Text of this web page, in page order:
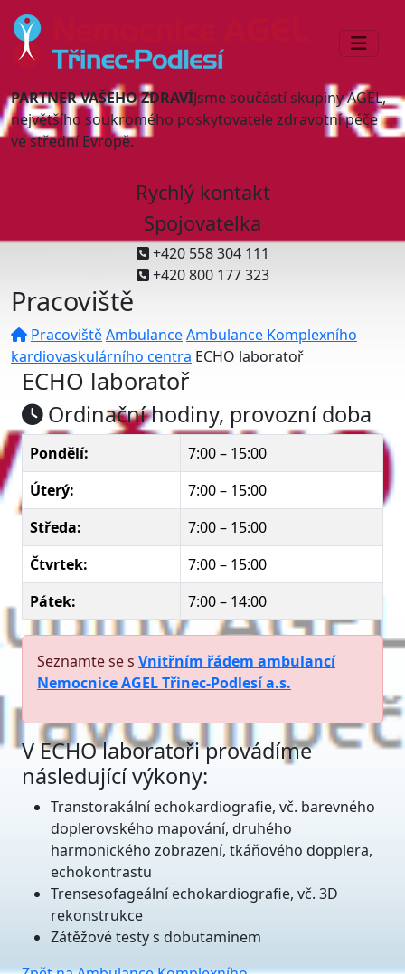
PARTNER VAŠEHO ZDRAVÍJsme součástí skupiny AGEL,
největšího soukromého poskytovatele zdravotní péče
ve střední Evropě.
Rychlý kontakt
Spojovatelka
+420 558 304 111
+420 800 177 323
Pracoviště
PracovištěAmbulanceAmbulance Komplexního
kardiovaskulárního centra ECHO laboratoř
ECHO laboratoř
Ordinační hodiny, provozní doba
Pondělí:
7:00 – 15:00
Úterý:
7:00 – 15:00
Středa:
7:00 – 15:00
Čtvrtek:
7:00 – 15:00
Pátek:
7:00 – 14:00
Seznamte se s Vnitřním řádem ambulancí
Nemocnice AGEL Třinec-Podlesí a.s.
V ECHO laboratoři provádíme
následující výkony:
Transtorakální echokardiografie, vč. barevného
doplerovského mapování, druhého
harmonického zobrazení, tkáňového dopplera,
echokontrastu
Trensesofageální echokardiografie, vč. 3D
rekonstrukce
Zátěžové testy s dobutaminem